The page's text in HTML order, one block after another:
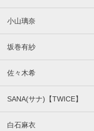
小山璃奈
坂巻有紗
佐々木希
SANA(サナ)【TWICE】
白石麻衣